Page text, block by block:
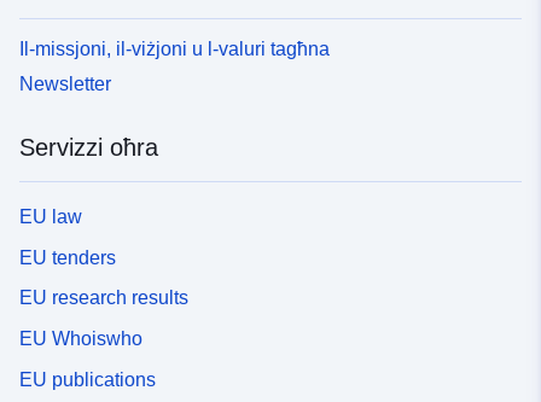
Il-missjoni, il-viżjoni u l-valuri tagħna
Newsletter
Servizzi oħra
EU law
EU tenders
EU research results
EU Whoiswho
EU publications